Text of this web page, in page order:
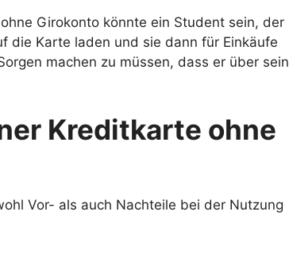
Girokonto könnte ein Student sein, der
die Karte laden und sie dann für Einkäufe
machen zu müssen, dass er über sein
Kreditkarte ohne
Vor- als auch Nachteile bei der Nutzung